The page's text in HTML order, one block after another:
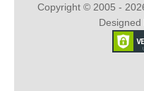
Copyright © 2005 -
Designed